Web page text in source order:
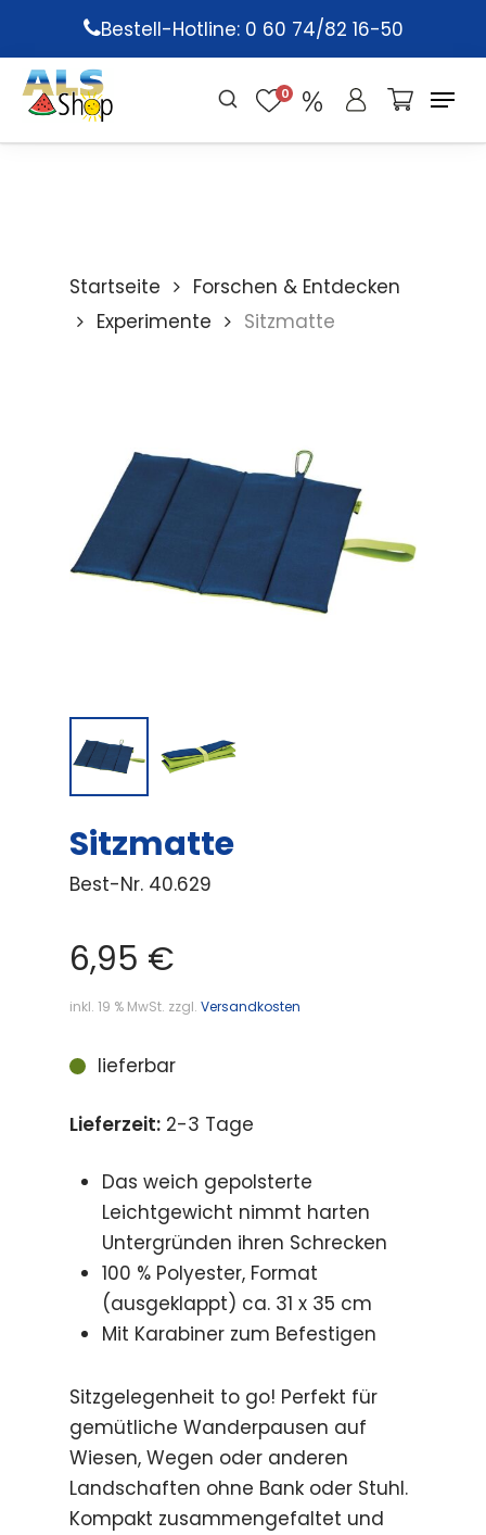
main
content
Bestell-Hotline: 0 60 74/82 16-50
0
Startseite
Forschen & Entdecken
Experimente
Sitzmatte
Sitzmatte
Best-Nr. 40.629
6,95 €
inkl. 19 % MwSt. zzgl. Versandkosten
lieferbar
Lieferzeit: 2-3 Tage
Das weich gepolsterte
Leichtgewicht nimmt harten
Untergründen ihren Schrecken
100 % Polyester, Format
(ausgeklappt) ca. 31 x 35 cm
Mit Karabiner zum Befestigen
Sitzgelegenheit to go! Perfekt für
gemütliche Wanderpausen auf
Wiesen, Wegen oder anderen
Landschaften ohne Bank oder Stuhl.
Kompakt zusammengefaltet und